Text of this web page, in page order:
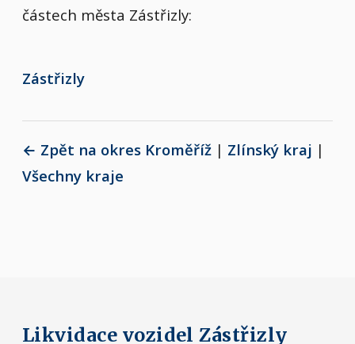
částech města Zástřizly:
Zástřizly
← Zpět na okres Kroměříž | Zlínský kraj |
Všechny kraje
Likvidace vozidel Zástřizly